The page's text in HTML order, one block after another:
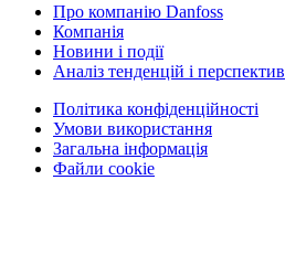
Про компанію Danfoss
Компанія
Новини і події
Аналіз тенденцій і перспектив
Політика конфіденційності
Умови використання
Загальна інформація
Файли cookie